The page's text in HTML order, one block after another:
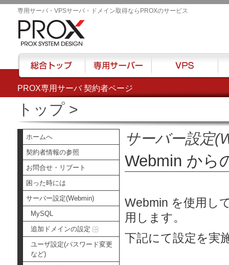
PROX専用サーバ 契約者ページ
専用サーバ・VPSサーバ・ドメイン取得ならPROXのサービス
トップ>
ホームへ
契約者情報の参照
お問合せ・リブート
困った時には
サーバー設定(Webmin)
MySQL
追加ドメインの設定
ユーザ設定(パスワード変更
など)
サーバー設定
Webmin から
Webmin を使用し
用します。
下記にて設定を実
総合トップ 専用サーバー VPS ハ